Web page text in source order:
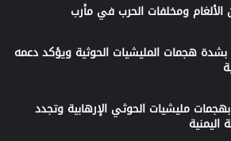
ومخلفات الحرب في مأرب
بشدة هجمات المليشيات الحوثية ويؤكد دعمه
بهجمات مليشيات الحوثي الإرهابية وتجدد